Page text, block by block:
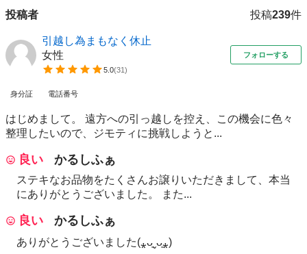
投稿者 投稿239件
引越し為まもなく休止
女性
5.0(31)
フォローする
身分証 電話番号
はじめまして。 遠方への引っ越しを控え、この機会に色々
整理したいので、ジモティに挑戦しようと...
良い かるしふぁ
ステキなお品物をたくさんお譲りいただきまして、本当
にありがとうございました。 また...
良い かるしふぁ
ありがとうございました(⁎ᴗ͈ˬᴗ͈⁎)